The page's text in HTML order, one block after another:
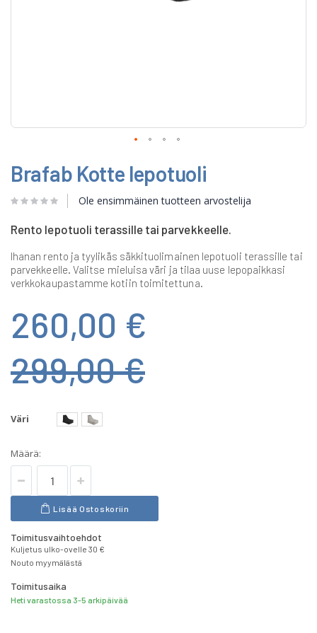
to
the
beginning
of
images
Brafab Kotte lepotuoli
Ole ensimmäinen tuotteen arvostelija
Rento lepotuoli terassille tai parvekkeelle.
Ihanan rento ja tyylikäs säkkituolimainen lepotuoli terassille tai
parvekkeelle. Valitse mieluisa väri ja tilaa uuse lepopaikkasi
verkkokaupastamme kotiin toimitettuna.
260,00 €
299,00 €
Väri
Määrä:
Lisää Ostoskoriin
Toimitusvaihtoehdot
Kuljetus ulko-ovelle 30 €
Nouto myymälästä
Toimitusaika
Heti varastossa 3-5 arkipäivää